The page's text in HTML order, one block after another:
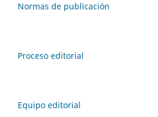
Normas de publicación
Proceso editorial
Equipo editorial